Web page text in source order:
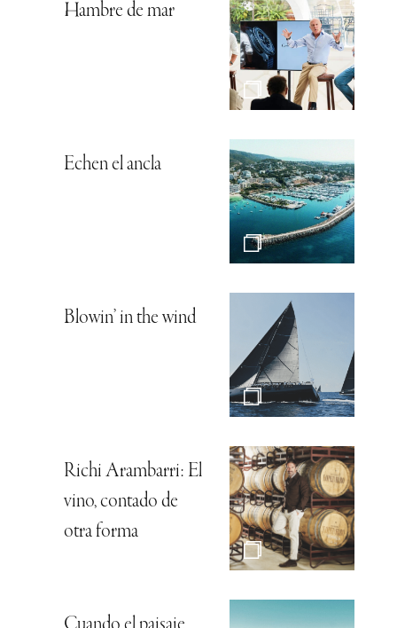
Hambre de mar
Echen el ancla
Blowin’ in the wind
Richi Arambarri: El
vino, contado de
otra forma